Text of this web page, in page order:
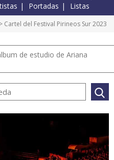
Portadas Listas
Cartel del Festival Pirineos Sur 2023
de estudio de Ariana